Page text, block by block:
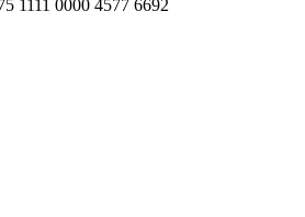
1111 0000 4577 6692